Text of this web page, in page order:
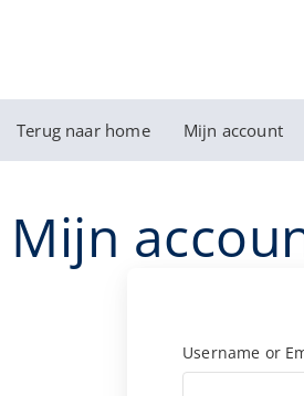
Terug naar home Mijn account
Mijn
Username or